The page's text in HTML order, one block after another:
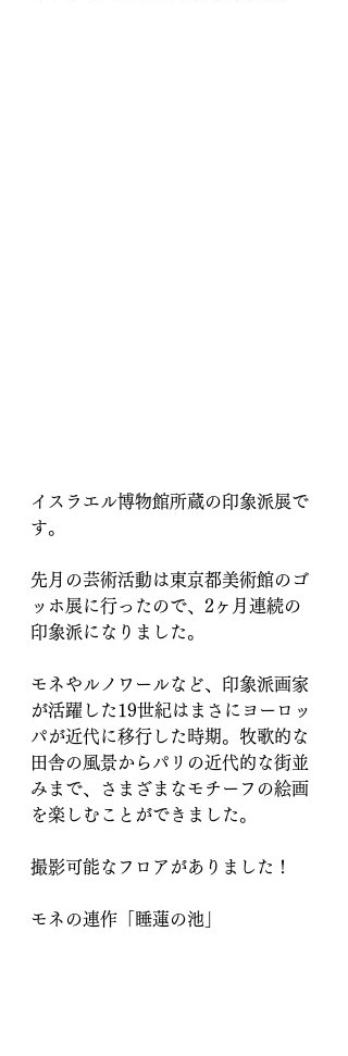
イスラエル博物館所蔵の印象派展で
す。
先月の芸術活動は東京都美術館のゴ
ッホ展に行ったので、2ヶ月連続の
印象派になりました。
モネやルノワールなど、印象派画家
が活躍した19世紀はまさにヨーロッ
パが近代に移行した時期。牧歌的な
田舎の風景からパリの近代的な街並
みまで、さまざまなモチーフの絵画
を楽しむことができました。
撮影可能なフロアがありました！
モネの連作「睡蓮の池」